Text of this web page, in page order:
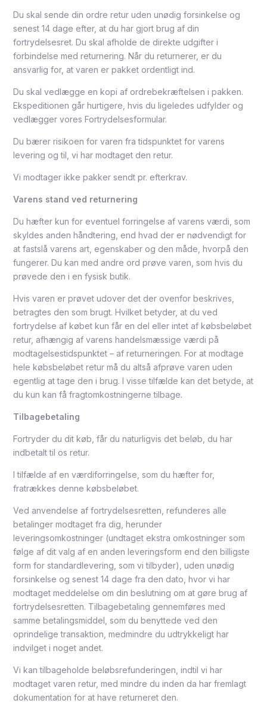
Du skal sende din ordre retur uden unødig forsinkelse og
senest 14 dage efter, at du har gjort brug af din
fortrydelsesret. Du skal afholde de direkte udgifter i
forbindelse med returnering. Når du returnerer, er du
ansvarlig for, at varen er pakket ordentligt ind.
Du skal vedlægge en kopi af ordrebekræftelsen i pakken.
Ekspeditionen går hurtigere, hvis du ligeledes udfylder og
vedlægger vores Fortrydelsesformular.
Du bærer risikoen for varen fra tidspunktet for varens
levering og til, vi har modtaget den retur.
Vi modtager ikke pakker sendt pr. efterkrav.
Varens stand ved returnering
Du hæfter kun for eventuel forringelse af varens værdi, som
skyldes anden håndtering, end hvad der er nødvendigt for
at fastslå varens art, egenskaber og den måde, hvorpå den
fungerer. Du kan med andre ord prøve varen, som hvis du
prøvede den i en fysisk butik.
Hvis varen er prøvet udover det der ovenfor beskrives,
betragtes den som brugt. Hvilket betyder, at du ved
fortrydelse af købet kun får en del eller intet af købsbeløbet
retur, afhængig af varens handelsmæssige værdi på
modtagelsestidspunktet – af returneringen. For at modtage
hele købsbeløbet retur må du altså afprøve varen uden
egentlig at tage den i brug. I visse tilfælde kan det betyde, at
du kun kan få fragtomkostningerne tilbage.
Tilbagebetaling
Fortryder du dit køb, får du naturligvis det beløb, du har
indbetalt til os retur.
I tilfælde af en værdiforringelse, som du hæfter for,
fratrækkes denne købsbeløbet.
Ved anvendelse af fortrydelsesretten, refunderes alle
betalinger modtaget fra dig, herunder
leveringsomkostninger (undtaget ekstra omkostninger som
følge af dit valg af en anden leveringsform end den billigste
form for standardlevering, som vi tilbyder), uden unødig
forsinkelse og senest 14 dage fra den dato, hvor vi har
modtaget meddelelse om din beslutning om at gøre brug af
fortrydelsesretten. Tilbagebetaling gennemføres med
samme betalingsmiddel, som du benyttede ved den
oprindelige transaktion, medmindre du udtrykkeligt har
indvilget i noget andet.
Vi kan tilbageholde beløbsrefunderingen, indtil vi har
modtaget varen retur, med mindre du inden da har fremlagt
dokumentation for at have returneret den.